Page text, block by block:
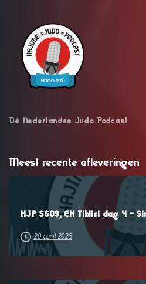
Dé Nederlandse Judo Podcast
Meest recente afleveringen
HJP S609, EK Tiblisi dag 4 –
20 april 2026